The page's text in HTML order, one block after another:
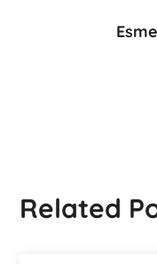
Related